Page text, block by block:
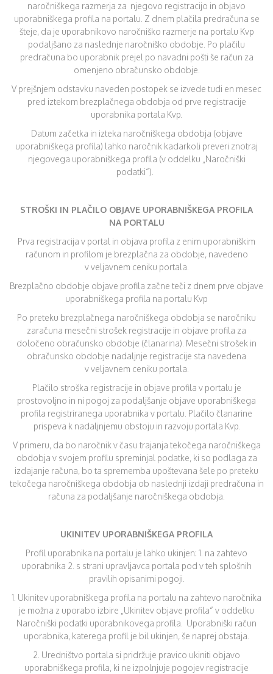
naročniškega razmerja za njegovo registracijo in objavo
uporabniškega profila na portalu. Z dnem plačila predračuna se
šteje, da je uporabnikovo naročniško razmerje na portalu Kvp
podaljšano za naslednje naročniško obdobje. Po plačilu
predračuna bo uporabnik prejel po navadni pošti še račun za
omenjeno obračunsko obdobje.
V prejšnjem odstavku naveden postopek se izvede tudi en mesec
pred iztekom brezplačnega obdobja od prve registracije
uporabnika portala Kvp.
Datum začetka in izteka naročniškega obdobja (objave
uporabniškega profila) lahko naročnik kadarkoli preveri znotraj
njegovega uporabniškega profila (v oddelku „Naročniški
podatki“).
STROŠKI IN PLAČILO OBJAVE UPORABNIŠKEGA PROFILA
NA PORTALU
Prva registracija v portal in objava profila z enim uporabniškim
računom in profilom je brezplačna za obdobje, navedeno
v veljavnem ceniku portala.
Brezplačno obdobje objave profila začne teči z dnem prve objave
uporabniškega profila na portalu Kvp
Po preteku brezplačnega naročniškega obdobja se naročniku
zaračuna mesečni strošek registracije in objave profila za
določeno obračunsko obdobje (članarina). Mesečni strošek in
obračunsko obdobje nadaljnje registracije sta navedena
v veljavnem ceniku portala.
Plačilo stroška registracije in objave profila v portalu je
prostovoljno in ni pogoj za podaljšanje objave uporabniškega
profila registriranega uporabnika v portalu. Plačilo članarine
prispeva k nadaljnjemu obstoju in razvoju portala Kvp.
V primeru, da bo naročnik v času trajanja tekočega naročniškega
obdobja v svojem profilu spreminjal podatke, ki so podlaga za
izdajanje računa, bo ta sprememba upoštevana šele po preteku
tekočega naročniškega obdobja ob naslednji izdaji predračuna in
računa za podaljšanje naročniškega obdobja.
UKINITEV UPORABNIŠKEGA PROFILA
Profil uporabnika na portalu je lahko ukinjen: 1. na zahtevo
uporabnika 2. s strani upravljavca portala pod v teh splošnih
pravilih opisanimi pogoji.
1. Ukinitev uporabniškega profila na portalu na zahtevo naročnika
je možna z uporabo izbire „Ukinitev objave profila“ v oddelku
Naročniški podatki uporabnikovega profila. Uporabniški račun
uporabnika, katerega profil je bil ukinjen, še naprej obstaja.
2. Uredništvo portala si pridržuje pravico ukiniti objavo
uporabniškega profila, ki ne izpolnjuje pogojev registracije